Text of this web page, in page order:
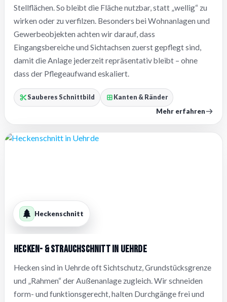
Stellflächen. So bleibt die Fläche nutzbar, statt „wellig“ zu
wirken oder zu verfilzen. Besonders bei Wohnanlagen und
Gewerbeobjekten achten wir darauf, dass
Eingangsbereiche und Sichtachsen zuerst gepflegt sind,
damit die Anlage jederzeit repräsentativ bleibt – ohne
dass der Pflegeaufwand eskaliert.
Sauberes Schnittbild Kanten & Ränder
Mehr erfahren
Heckenschnitt
Hecken- & Strauchschnitt in Uehrde
Hecken sind in Uehrde oft Sichtschutz, Grundstücksgrenze
und „Rahmen“ der Außenanlage zugleich. Wir schneiden
form- und funktionsgerecht, halten Durchgänge frei und